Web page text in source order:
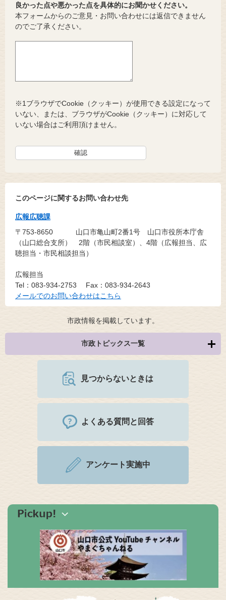
良かった点や悪かった点を具体的にお聞かせください。
本フォームからのご意見・お問い合わせには返信できません
のでご了承ください。
※1ブラウザでCookie（クッキー）が使用できる設定になって
いない、または、ブラウザがCookie（クッキー）に対応して
いない場合はご利用頂けません。
このページに関するお問い合わせ先
広報広聴課
〒753-8650
山口市亀山町2番1号 山口市役所本庁舎
（山口総合支所） 2階（市民相談室）、4階（広報担当、広
聴担当・市民相談担当）
広報担当
Tel：083-934-2753
Fax：083-934-2643
メールでのお問い合わせはこちら
市政情報を掲載しています。
市政トピックス一覧
見つからないときは
よくある質問と回答
アンケート実施中